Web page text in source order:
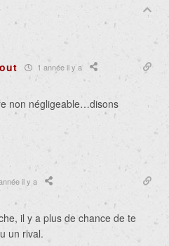
1 année il y a
non négligeable…disons
il y a
il y a plus de chance de te
un rival.